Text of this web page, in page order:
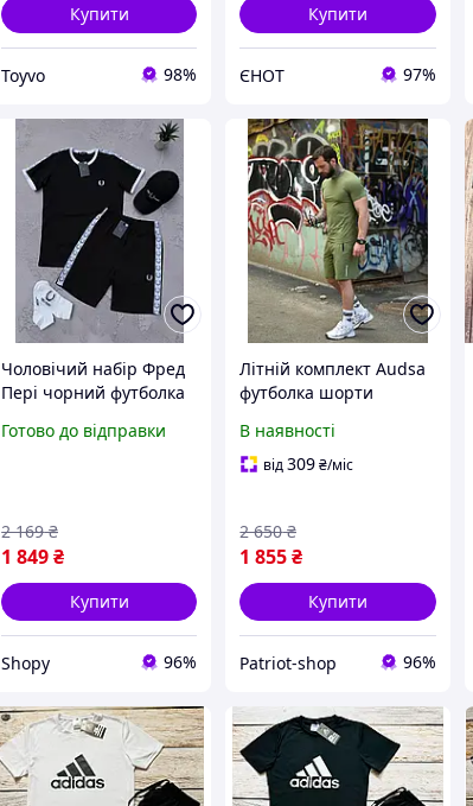
Купити
Toyvo 98%
Купити
ЄНОТ 97%
Чоловічий набір Фред
Пері чорний футболка
спортивний костюм
Готово до відправки
1 849₴
2 169 ₴
Купити
Shopy 96%
Літній комплект Audsa
футболка шорти
спортивний костюм
олива
В наявності
від309₴/міс
1 855₴
2 650 ₴
Купити
Patriot-shop 96%